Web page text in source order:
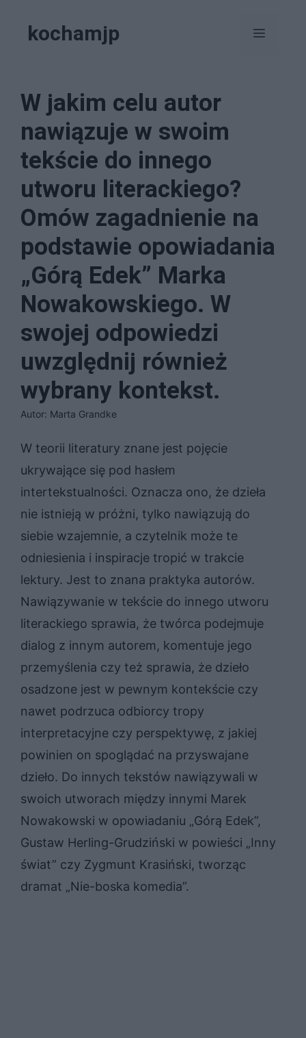
kochamjp Menu
W jakim celu autor
nawiązuje w swoim
tekście do innego
utworu literackiego?
Omów zagadnienie na
podstawie opowiadania
„Górą Edek” Marka
Nowakowskiego. W
swojej odpowiedzi
uwzględnij również
wybrany kontekst.
Autor: Marta Grandke
W teorii literatury znane jest pojęcie
ukrywające się pod hasłem
intertekstualności. Oznacza ono, że dzieła
nie istnieją w próżni, tylko nawiązują do
siebie wzajemnie, a czytelnik może te
odniesienia i inspiracje tropić w trakcie
lektury. Jest to znana praktyka autorów.
Nawiązywanie w tekście do innego utworu
literackiego sprawia, że twórca podejmuje
dialog z innym autorem, komentuje jego
przemyślenia czy też sprawia, że dzieło
osadzone jest w pewnym kontekście czy
nawet podrzuca odbiorcy tropy
interpretacyjne czy perspektywę, z jakiej
powinien on spoglądać na przyswajane
dzieło. Do innych tekstów nawiązywali w
swoich utworach między innymi Marek
Nowakowski w opowiadaniu „Górą Edek”,
Gustaw Herling-Grudziński w powieści „Inny
świat” czy Zygmunt Krasiński, tworząc
dramat „Nie-boska komedia”.